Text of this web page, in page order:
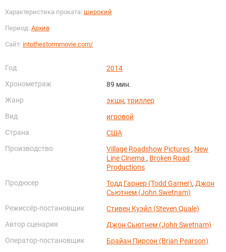
Характеристика проката: широкий
Период: Архив
Сайт: intothestormmovie.com/
Год
2014
Хронометраж
89 мин.
Жанр
экшн,триллер
Вид
игровой
Страна
США
Производство
Village Roadshow Pictures , New
Line Cinema , Broken Road
Productions
Продюсер
Тодд Гарнер (Todd Garner), Джон
Сьютнем (John Swetnam)
Режиссёр-постановщик
Стивен Куэйл (Steven Quale)
Автор сценария
Джон Сьютнем (John Swetnam)
Оператор-постановщик
Брайан Пирсон (Brian Pearson)